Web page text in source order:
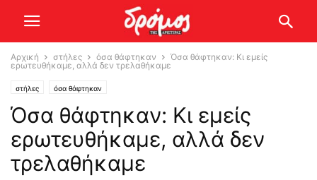
Αρχική στήλες όσα θάφτηκαν
Όσα θάφτηκαν: Κι εμείς
ερωτευθήκαμε, αλλά δεν τρελαθήκαμε
στήλες όσα θάφτηκαν
Όσα θάφτηκαν: Κι εμείς
ερωτευθήκαμε, αλλά δεν
τρελαθήκαμε